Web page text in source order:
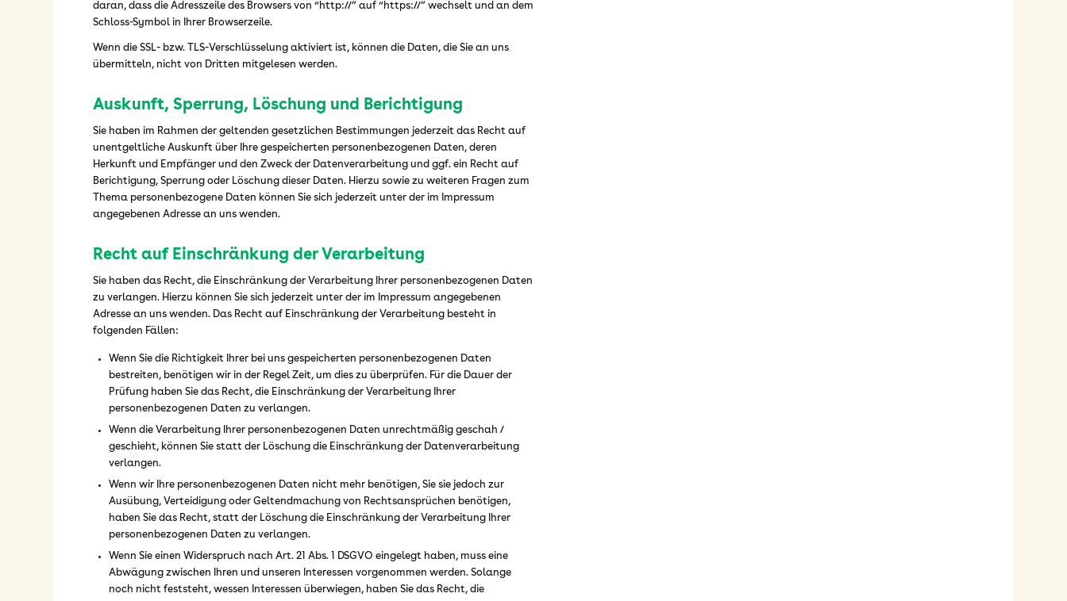
daran, dass die Adresszeile des Browsers von “http://” auf “https://” wechselt und an dem
Schloss-Symbol in Ihrer Browserzeile.
Wenn die SSL- bzw. TLS-Verschlüsselung aktiviert ist, können die Daten, die Sie an uns
übermitteln, nicht von Dritten mitgelesen werden.
Auskunft, Sperrung, Löschung und Berichtigung
Sie haben im Rahmen der geltenden gesetzlichen Bestimmungen jederzeit das Recht auf
unentgeltliche Auskunft über Ihre gespeicherten personenbezogenen Daten, deren
Herkunft und Empfänger und den Zweck der Datenverarbeitung und ggf. ein Recht auf
Berichtigung, Sperrung oder Löschung dieser Daten. Hierzu sowie zu weiteren Fragen zum
Thema personenbezogene Daten können Sie sich jederzeit unter der im Impressum
angegebenen Adresse an uns wenden.
Recht auf Einschränkung der Verarbeitung
Sie haben das Recht, die Einschränkung der Verarbeitung Ihrer personenbezogenen Daten
zu verlangen. Hierzu können Sie sich jederzeit unter der im Impressum angegebenen
Adresse an uns wenden. Das Recht auf Einschränkung der Verarbeitung besteht in
folgenden Fällen:
Wenn Sie die Richtigkeit Ihrer bei uns gespeicherten personenbezogenen Daten
bestreiten, benötigen wir in der Regel Zeit, um dies zu überprüfen. Für die Dauer der
Prüfung haben Sie das Recht, die Einschränkung der Verarbeitung Ihrer
personenbezogenen Daten zu verlangen.
Wenn die Verarbeitung Ihrer personenbezogenen Daten unrechtmäßig geschah /
geschieht, können Sie statt der Löschung die Einschränkung der Datenverarbeitung
verlangen.
Wenn wir Ihre personenbezogenen Daten nicht mehr benötigen, Sie sie jedoch zur
Ausübung, Verteidigung oder Geltendmachung von Rechtsansprüchen benötigen,
haben Sie das Recht, statt der Löschung die Einschränkung der Verarbeitung Ihrer
personenbezogenen Daten zu verlangen.
Wenn Sie einen Widerspruch nach Art. 21 Abs. 1 DSGVO eingelegt haben, muss eine
Abwägung zwischen Ihren und unseren Interessen vorgenommen werden. Solange
noch nicht feststeht, wessen Interessen überwiegen, haben Sie das Recht, die